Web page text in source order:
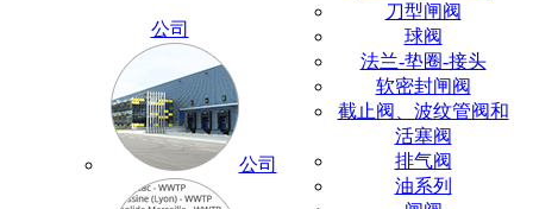
公司
公司
刀型闸阀
球阀
法兰-垫圈-接头
软密封闸阀
截止阀、波纹管阀和
活塞阀
排气阀
油系列